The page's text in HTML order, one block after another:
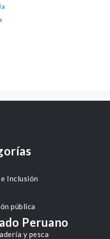
Inclusión
pública
y pesca
Peruano